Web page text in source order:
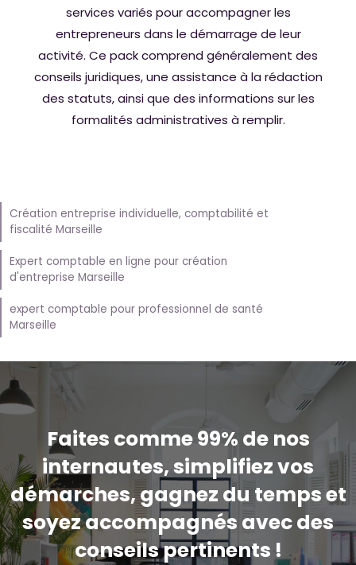
services variés pour accompagner les
entrepreneurs dans le démarrage de leur
activité. Ce pack comprend généralement des
conseils juridiques, une assistance à la rédaction
des statuts, ainsi que des informations sur les
formalités administratives à remplir.
Création entreprise individuelle, comptabilité et
fiscalité Marseille
Expert comptable en ligne pour création
d'entreprise Marseille
expert comptable pour professionnel de santé
Marseille
Faites comme 99% de nos
internautes, simplifiez vos
démarches, gagnez du temps et
soyez accompagnés avec des
conseils pertinents !